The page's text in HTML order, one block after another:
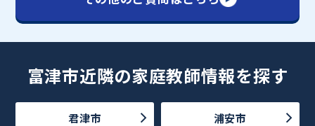
富津市近隣の家庭教師情報を探す
君津市 浦安市